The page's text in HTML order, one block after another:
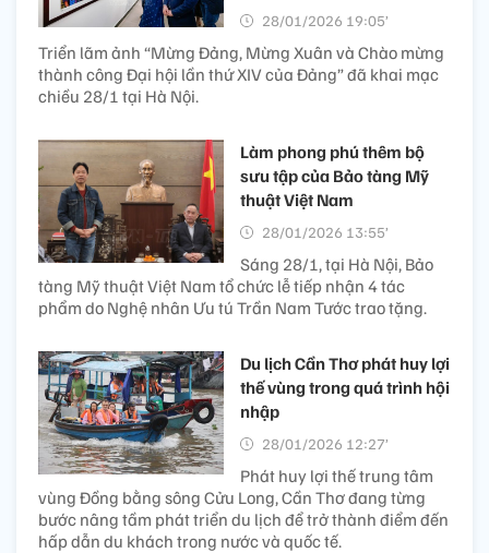
28/01/2026 19:05’
Triển lãm ảnh “Mừng Đảng, Mừng Xuân và Chào mừng
thành công Đại hội lần thứ XIV của Đảng” đã khai mạc
chiều 28/1 tại Hà Nội.
Làm phong phú thêm bộ
sưu tập của Bảo tàng Mỹ
thuật Việt Nam
28/01/2026 13:55’
Sáng 28/1, tại Hà Nội, Bảo
tàng Mỹ thuật Việt Nam tổ chức lễ tiếp nhận 4 tác
phẩm do Nghệ nhân Ưu tú Trần Nam Tước trao tặng.
Du lịch Cần Thơ phát huy lợi
thế vùng trong quá trình hội
nhập
28/01/2026 12:27’
Phát huy lợi thế trung tâm
vùng Đồng bằng sông Cửu Long, Cần Thơ đang từng
bước nâng tầm phát triển du lịch để trở thành điểm đến
hấp dẫn du khách trong nước và quốc tế.